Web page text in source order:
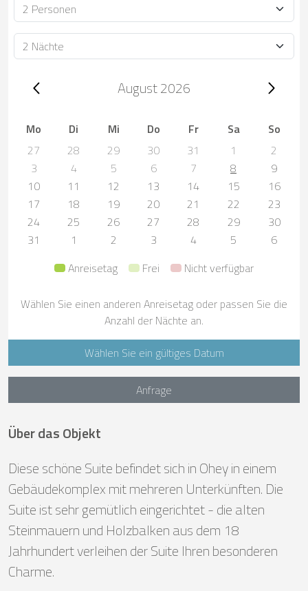
Personen
Dauer
Trip dates, August 2026August 2026
Mo Di Mi Do Fr Sa
So
27
28 29 30 31 1
2
3
4 5 6 7 8
9
10
11 12 13 14 15
16
17
18 19 20 21 22
23
24
25 26 27 28 29
30
31
1 2 3 4 5
6
Anreisetag
Frei Nicht verfügbar
Wählen Sie einen anderen Anreisetag oder passen Sie die
Anzahl der Nächte an.
Wählen Sie ein gültiges Datum
Anfrage
Über das Objekt
Diese schöne Suite befindet sich in Ohey in einem
Gebäudekomplex mit mehreren Unterkünften. Die
Suite ist sehr gemütlich eingerichtet - die alten
Steinmauern und Holzbalken aus dem 18
Jahrhundert verleihen der Suite Ihren besonderen
Charme.